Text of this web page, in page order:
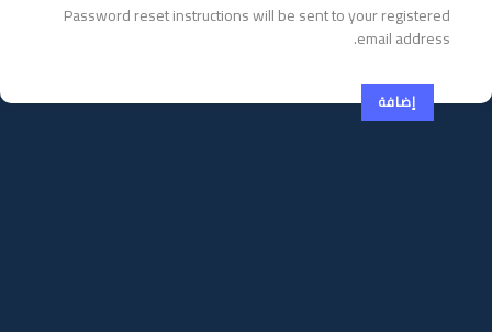
Password reset instructions will be sent to your registered
email address.